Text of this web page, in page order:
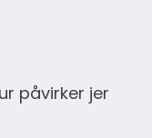
påvirker jer